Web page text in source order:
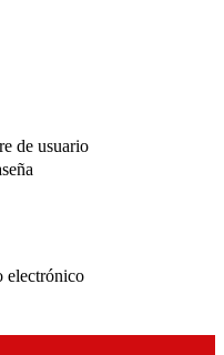
de usuario
electrónico